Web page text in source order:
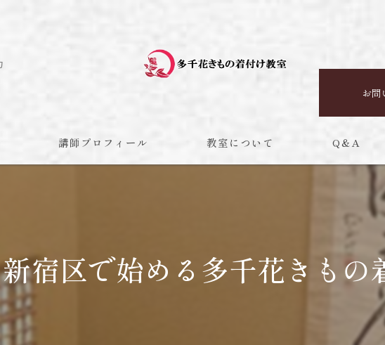
お
講師プロフィール 教室について
マンツーマン
体験
Q＆A
宿区で始める多千花きもの